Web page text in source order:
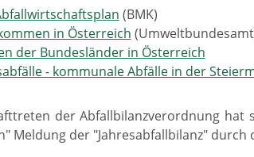
(BMK)
in Österreich
der Bundesländer in Österreich
- kommunale Abfälle in der
der Abfallbilanzverordnung
Meldung der "Jahresabfallbilanz"